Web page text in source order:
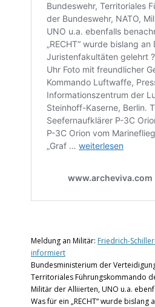
Meldung an Militär: Friedrich-
informiert
Bundesministerium der
Territoriales Führungskommando
Militär der Alliierten, UNO u.a.
Was für ein „RECHT“ wurde bislang